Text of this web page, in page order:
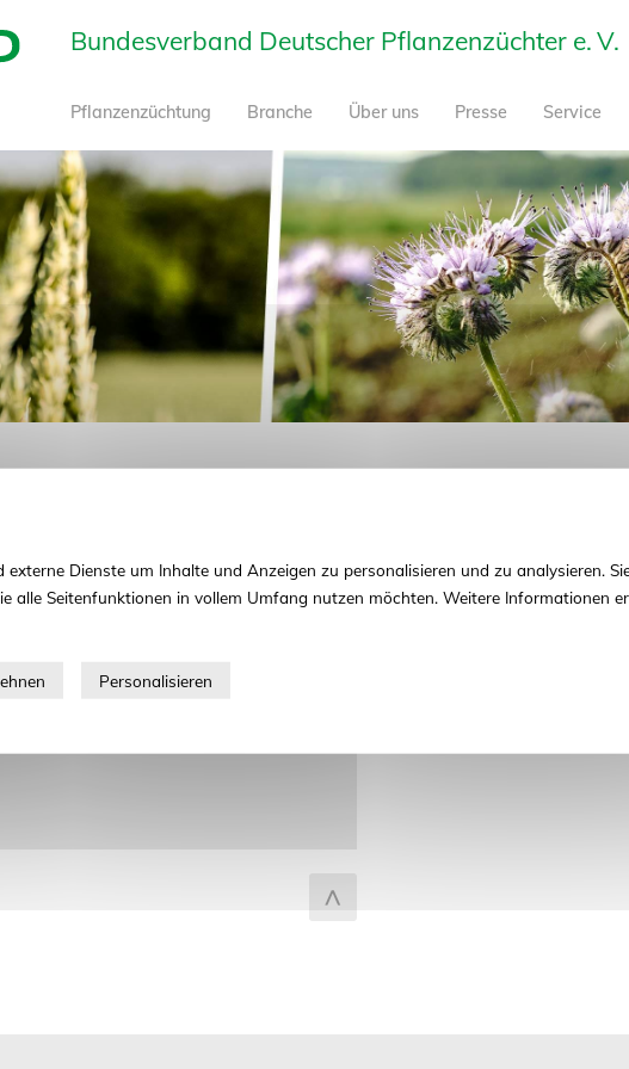
Bundesverband Deutscher Pflanzenzüchter e. V.
Pflanzenzüchtung Branche Über uns Presse Service
zum Seitenanfang
Dienste um Inhalte und Anzeigen zu personalisieren und zu analysieren.
alle Seitenfunktionen in vollem Umfang nutzen möchten. Weitere Informationen